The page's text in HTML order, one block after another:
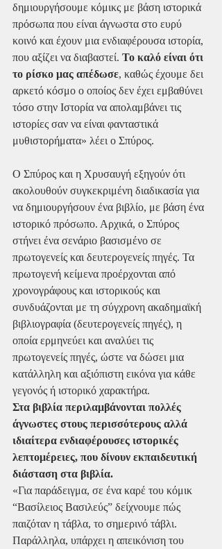
δημιουργήσουμε κόμικς με βάση ιστορικά
πρόσωπα που είναι άγνωστα στο ευρύ
κοινό και έχουν μια ενδιαφέρουσα ιστορία,
που αξίζει να διαβαστεί. Το καλό είναι ότι
το ρίσκο μας απέδωσε, καθώς έχουμε δει
αρκετό κόσμο ο οποίος δεν έχει εμβαθύνει
τόσο στην Ιστορία να απολαμβάνει τις
ιστορίες σαν να είναι φανταστικά
μυθιστορήματα» λέει ο Σπύρος.
Ο Σπύρος και η Χρυσαυγή εξηγούν ότι
ακολουθούν συγκεκριμένη διαδικασία για
να δημιουργήσουν ένα βιβλίο, με βάση ένα
ιστορικό πρόσωπο. Αρχικά, ο Σπύρος
στήνει ένα σενάριο βασισμένο σε
πρωτογενείς και δευτερογενείς πηγές. Τα
πρωτογενή κείμενα προέρχονται από
χρονογράφους και ιστορικούς και
συνδυάζονται με τη σύγχρονη ακαδημαϊκή
βιβλιογραφία (δευτερογενείς πηγές), η
οποία ερμηνεύει και αναλύει τις
πρωτογενείς πηγές, ώστε να δώσει μια
κατάλληλη και αξιόπιστη εικόνα για κάθε
γεγονός ή ιστορικό χαρακτήρα.
Στα βιβλία περιλαμβάνονται πολλές
άγνωστες στους περισσότερους αλλά
ιδιαίτερα ενδιαφέρουσες ιστορικές
λεπτομέρειες, που δίνουν εκπαιδευτική
διάσταση στα βιβλία.
«Για παράδειγμα, σε ένα καρέ του κόμικ
“Βασίλειος Βασιλεύς” δείχνουμε πώς
παιζόταν η τάβλα, το σημερινό τάβλι.
Παράλληλα, υπάρχει η απεικόνιση του